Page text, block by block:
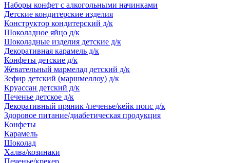
Наборы конфет с алкогольными начинками
Детские кондитерские изделия
Конструктор кондитерский д/к
Шоколадное яйцо д/к
Шоколадные изделия детские д/к
Декоративная карамель д/к
Конфеты детские д/к
Жевательный мармелад детский д/к
Зефир детский (маршмеллоу) д/к
Круассан детский д/к
Печенье детское д/к
Декоративный пряник /печенье/кейк попс д/к
Здоровое питание/диабетическая продукция
Конфеты
Карамель
Шоколад
Халва/козинаки
Печенье/крекер